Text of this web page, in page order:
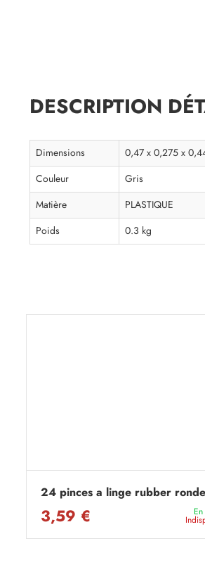
DESCRIPTION
Dimensions
0,47 x 0,275 x
Couleur
Gris
Matière
PLASTIQUE
Poids
0.3 kg
24 pinces a linge rubber ronde
3,59 €